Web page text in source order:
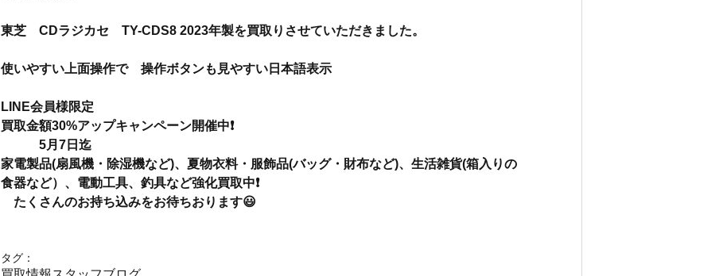
東芝　CDラジカセ　TY-CDS8 2023年製を買取りさせていただきました。
使いやすい上面操作で　操作ボタンも見やすい日本語表示
LINE会員様限定
買取金額30%アップキャンペーン開催中❗️
5月7日迄
家電製品(扇風機・除湿機など)、夏物衣料・服飾品(バッグ・財布など)、生活雑貨(箱入りの
食器など）、電動工具、釣具など強化買取中❗️
たくさんのお持ち込みをお待ちおります😃
タグ：